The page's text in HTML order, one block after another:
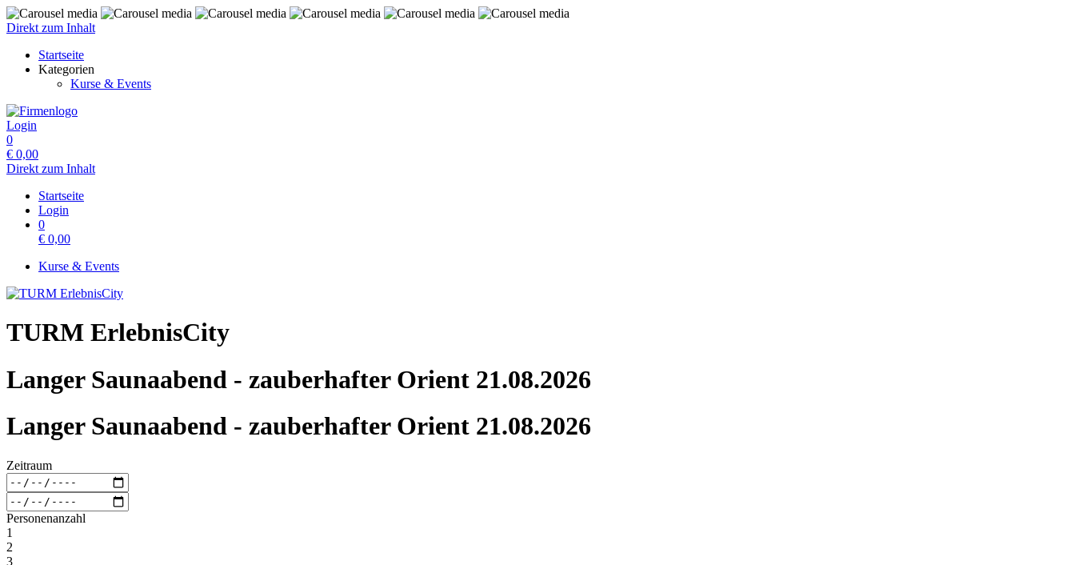
Direkt zum Inhalt
Startseite
Kategorien
Kurse & Events
Login
0
€ 0,00
Direkt zum Inhalt
Startseite
Login
0
€ 0,00
Kurse & Events
TURM ErlebnisCity
Langer Saunaabend - zauberhafter Orient 21.08.2026
Langer Saunaabend - zauberhafter Orient 21.08.2026
Zeitraum
Personenanzahl
1
2
3